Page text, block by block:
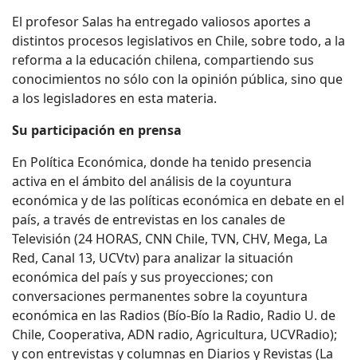
El profesor Salas ha entregado valiosos aportes a
distintos procesos legislativos en Chile, sobre todo, a la
reforma a la educación chilena, compartiendo sus
conocimientos no sólo con la opinión pública, sino que
a los legisladores en esta materia.
Su participación en prensa
En Política Económica, donde ha tenido presencia
activa en el ámbito del análisis de la coyuntura
económica y de las políticas económica en debate en el
país, a través de entrevistas en los canales de
Televisión (24 HORAS, CNN Chile, TVN, CHV, Mega, La
Red, Canal 13, UCVtv) para analizar la situación
económica del país y sus proyecciones; con
conversaciones permanentes sobre la coyuntura
económica en las Radios (Bío-Bío la Radio, Radio U. de
Chile, Cooperativa, ADN radio, Agricultura, UCVRadio);
y con entrevistas y columnas en Diarios y Revistas (La